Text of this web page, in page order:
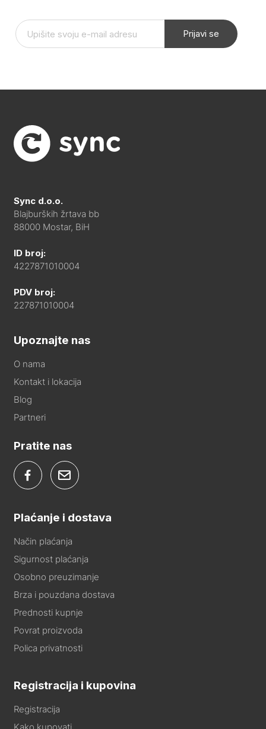
Prijavi se
Sync d.o.o.
Blajburških žrtava bb
88000 Mostar, BiH
ID broj:
4227871010004
PDV broj:
227871010004
Upoznajte nas
O nama
Kontakt i lokacija
Blog
Partneri
Pratite nas
Plaćanje i dostava
Način plaćanja
Sigurnost plaćanja
Osobno preuzimanje
Brza i pouzdana dostava
Prednosti kupnje
Povrat proizvoda
Polica privatnosti
Registracija i kupovina
Registracija